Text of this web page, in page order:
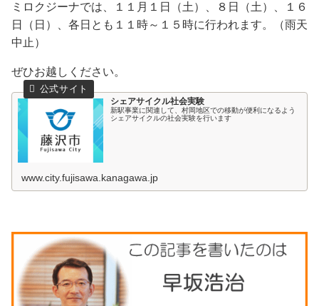
ミロクジーナでは、１１月１日（土）、８日（土）、１６
日（日）、各日とも１１時～１５時に行われます。（雨天
中止）
ぜひお越しください。
シェアサイクル社会実験
新駅事業に関連して、村岡地区での移動が便利になるよう
シェアサイクルの社会実験を行います
www.city.fujisawa.kanagawa.jp